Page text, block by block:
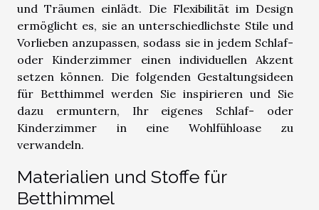
und Träumen einlädt. Die Flexibilität im Design
ermöglicht es, sie an unterschiedlichste Stile und
Vorlieben anzupassen, sodass sie in jedem Schlaf-
oder Kinderzimmer einen individuellen Akzent
setzen können. Die folgenden Gestaltungsideen
für Betthimmel werden Sie inspirieren und Sie
dazu ermuntern, Ihr eigenes Schlaf- oder
Kinderzimmer in eine Wohlfühloase zu
verwandeln.
Materialien und Stoffe für
Betthimmel